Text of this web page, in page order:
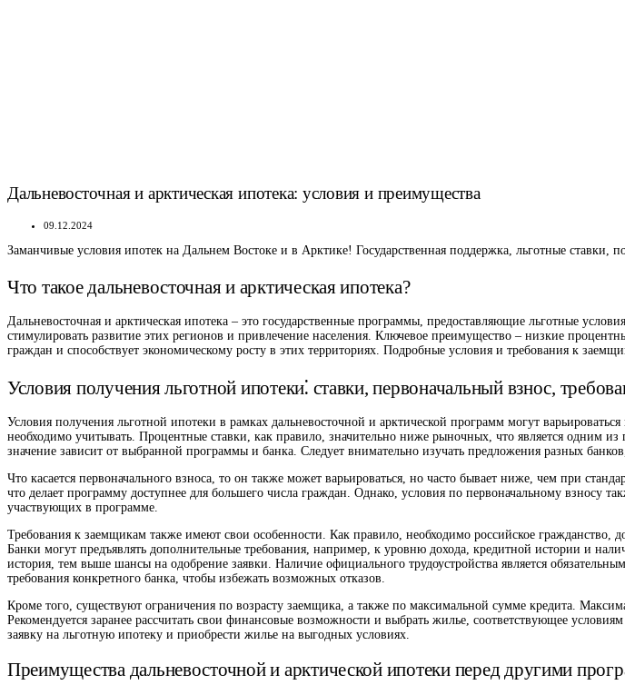
Дальневосточная и арктическая ипотека: условия и преимущества
09.12.2024
Заманчивые условия ипотек на Дальнем Востоке и в Арктике! Государственная поддержка, льготные
Что такое дальневосточная и арктическая ипотека?
Дальневосточная и арктическая ипотека – это государственные программы, предоставляющие льготные
стимулировать развитие этих регионов и привлечение населения. Ключевое преимущество – низкие
граждан и способствует экономическому росту в этих территориях. Подробные условия и требования к
Условия получения льготной ипотеки⁚ ставки, первоначальный взнос,
Условия получения льготной ипотеки в рамках дальневосточной и арктической программ могут
необходимо учитывать. Процентные ставки, как правило, значительно ниже рыночных, что является одним
значение зависит от выбранной программы и банка. Следует внимательно изучать предложения разных
Что касается первоначального взноса, то он также может варьироваться, но часто бывает ниже, чем при
что делает программу доступнее для большего числа граждан. Однако, условия по первоначальному взносу
участвующих в программе.
Требования к заемщикам также имеют свои особенности. Как правило, необходимо российское
Банки могут предъявлять дополнительные требования, например, к уровню дохода, кредитной истории и
история, тем выше шансы на одобрение заявки. Наличие официального трудоустройства является
требования конкретного банка, чтобы избежать возможных отказов.
Кроме того, существуют ограничения по возрасту заемщика, а также по максимальной сумме кредита.
Рекомендуется заранее рассчитать свои финансовые возможности и выбрать жилье, соответствующее
заявку на льготную ипотеку и приобрести жилье на выгодных условиях.
Преимущества дальневосточной и арктической ипотеки перед другими